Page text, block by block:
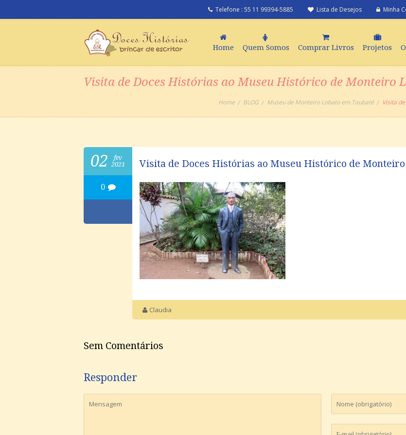
Telefone : 55 11 99394-5885 Lista de Desejos Minha
Home Quem Somos Comprar Livros Projetos
Visita de Doces Histórias ao Museu Histórico de Monteiro
Home BLOG Museu de Monteiro Lobato em Taubaté Visita
02
fev
2021
0
Visita de Doces Histórias ao Museu Histórico de
Claudia
Sem Comentários
Responder